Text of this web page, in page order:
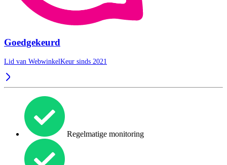
Goedgekeurd
Lid van WebwinkelKeur sinds 2021
Regelmatige monitoring